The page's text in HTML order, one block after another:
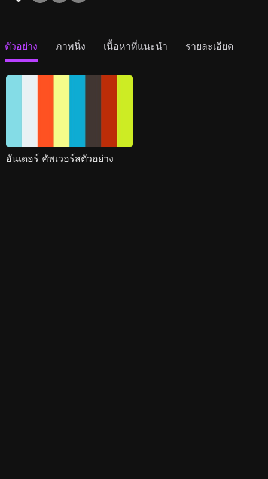
ตัวอย่าง ภาพนิ่ง เนื้อหาที่แนะนำ รายละเอียด
อันเดอร์ คัพเวอร์สตัวอย่าง